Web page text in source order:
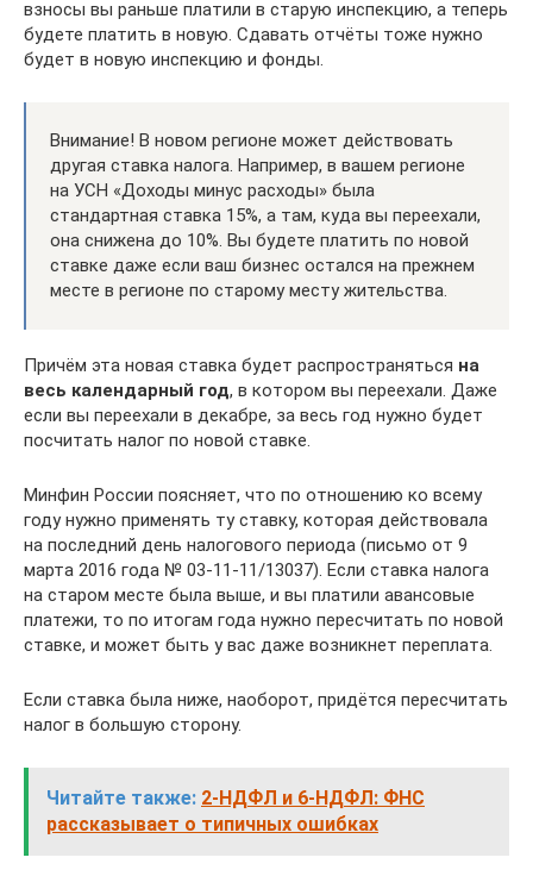
взносы вы раньше платили в старую инспекцию, а теперь
будете платить в новую. Сдавать отчёты тоже нужно
будет в новую инспекцию и фонды.
Внимание! В новом регионе может действовать
другая ставка налога. Например, в вашем регионе
на УСН «Доходы минус расходы» была
стандартная ставка 15%, а там, куда вы переехали,
она снижена до 10%. Вы будете платить по новой
ставке даже если ваш бизнес остался на прежнем
месте в регионе по старому месту жительства.
Причём эта новая ставка будет распространяться на
весь календарный год, в котором вы переехали. Даже
если вы переехали в декабре, за весь год нужно будет
посчитать налог по новой ставке.
Минфин России поясняет, что по отношению ко всему
году нужно применять ту ставку, которая действовала
на последний день налогового периода (письмо от 9
марта 2016 года № 03-11-11/13037). Если ставка налога
на старом месте была выше, и вы платили авансовые
платежи, то по итогам года нужно пересчитать по новой
ставке, и может быть у вас даже возникнет переплата.
Если ставка была ниже, наоборот, придётся пересчитать
налог в большую сторону.
Читайте также: 2-НДФЛ и 6-НДФЛ: ФНС
рассказывает о типичных ошибках